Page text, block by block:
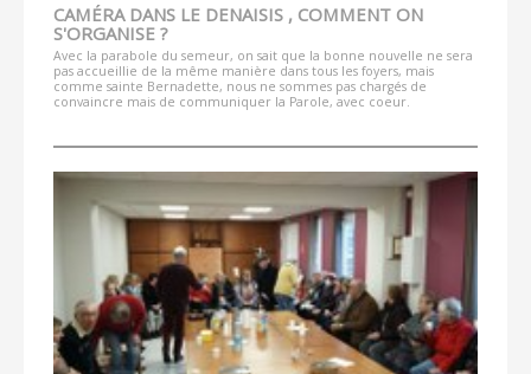
CAMÉRA DANS LE DENAISIS , COMMENT ON
S'ORGANISE ?
Avec la parabole du semeur, on sait que la bonne nouvelle ne sera
pas accueillie de la même manière dans tous les foyers, mais
comme sainte Bernadette, nous ne sommes pas chargés de
convaincre mais de communiquer la Parole, avec coeur.